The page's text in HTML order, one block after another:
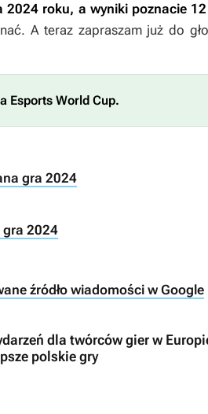
2024 roku, a wyniki poznacie
A teraz zapraszam już do
Esports World Cup.
gra 2024
gra 2024
źródło wiadomości w Google
dla twórców gier w
polskie gry